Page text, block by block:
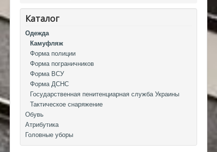
Каталог
Одежда
Камуфляж
Форма полиции
Форма пограничников
Форма ВСУ
Форма ДСНС
Государственная пенитенциарная служба Украины
Тактическое снаряжение
Обувь
Атрибутика
Головные уборы